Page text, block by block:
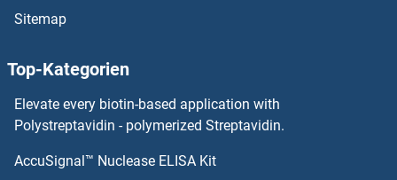
PRPS1L1 Antikörper
PRPH2 Antikörper
PRPF8 Antikörper
Sitemap
Top-Kategorien
Elevate every biotin-based application with
Polystreptavidin - polymerized Streptavidin.
AccuSignal™ Nuclease ELISA Kit